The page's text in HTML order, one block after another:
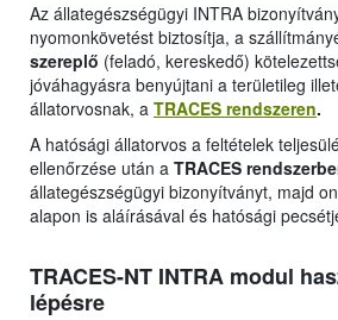
Az állategészségügyi INTRA
nyomonkövetést biztosítja, a
szereplő (feladó, kereskedő)
jóváhagyásra benyújtani a területileg
állatorvosnak, a TRACES rendszeren.
A hatósági állatorvos a feltételek
ellenőrzése után a TRACES
állategészségügyi bizonyítványt, majd
alapon is aláírásával és hatósági
TRACES-NT INTRA modul
lépésre